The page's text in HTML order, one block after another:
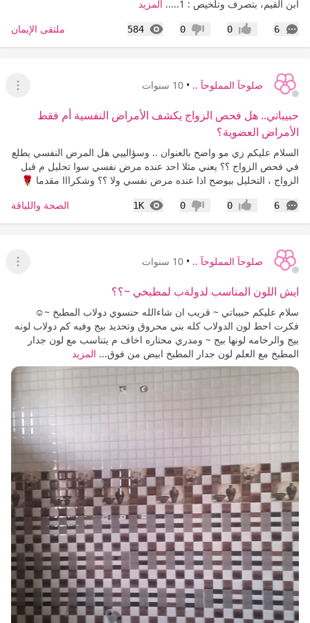
ابن القيم، بتصرف وتلخيص : 1..... المزيد
6
التعليقات إعجاب0 عدم إعجاب
0
584
المشاهدات ملتقى الإيمان
صلوحآ المملوحآ .. • 10 سنوات
عرض
حبيباتي.. هل فحص الزواج يكشف الأمراض النفسية أم فقط
الأمراض العضوية؟
السلام عليكم زي مو واضح بالعنوان .. وسؤالييي هل المرض النفسي يطلع
في فحص الزواج ؟؟ يعني مثلا احد عنده مرض نفسي سوا تحليل م قبل
الزواج ، التحليل بيوضح اذا عنده مرض نفسي ولا ؟؟ وشكرااا مقدما 🌹
6
التعليقات إعجاب0 عدم إعجاب
0
1K
المشاهدات الصحة واللياقة
صلوحآ المملوحآ .. • 10 سنوات
عرض
ايش اللون المناسب لدولةب لمطبخي ~؟؟
سلام عليكم حبيباتي ~ قريب ان شاءالله حنسوي دولاب المطبخ ~☺
فكرت احط لون الدولاب كله بني محروق وتحديد بيج وفيه كم دولاب لونه
بيج والرخامه لونها بيج ~ ومدري محتاره اخاف م يتناسب مع لون جدار
المطبخ مع العلم لون جدار المطبخ ابيض من فوق... المزيد